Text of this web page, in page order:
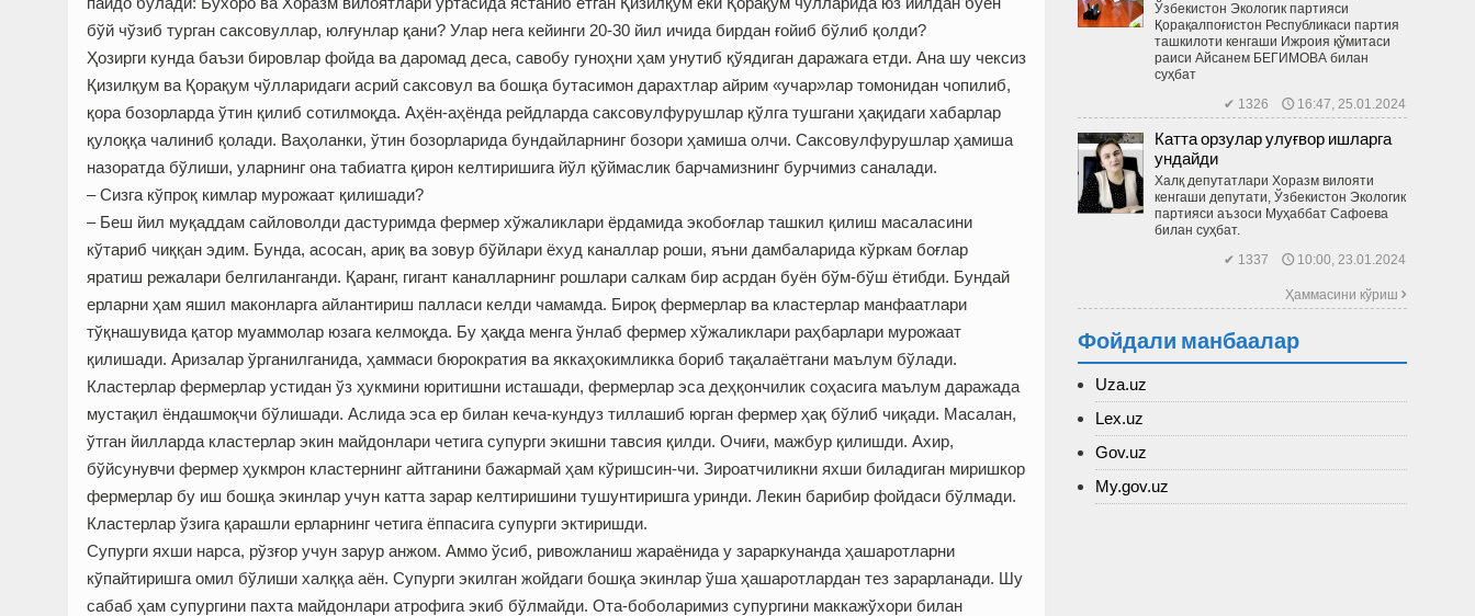
бўй чўзиб турган саксовуллар, юлғунлар қани? Улар нега кейинги 20-30 йил ичида бирдан ғойиб бўлиб қолди?
Ҳозирги кунда баъзи бировлар фойда ва даромад деса, савобу гуноҳни ҳам унутиб қўядиган даражага етди. Ана шу чексиз
Қизилқум ва Қорақум чўлларидаги асрий саксовул ва бошқа бутасимон дарахтлар айрим «учар»лар томонидан чопилиб,
қора бозорларда ўтин қилиб сотилмоқда. Аҳён-аҳёнда рейдларда саксовулфурушлар қўлга тушгани ҳақидаги хабарлар
қулоққа чалиниб қолади. Ваҳоланки, ўтин бозорларида бундайларнинг бозори ҳамиша олчи. Саксовулфурушлар ҳамиша
назоратда бўлиши, уларнинг она табиатга қирон келтиришига йўл қўймаслик барчамизнинг бурчимиз саналади.
– Сизга кўпроқ кимлар мурожаат қилишади?
– Беш йил муқаддам сайловолди дастуримда фермер хўжаликлари ёрдамида экобоғлар ташкил қилиш масаласини
кўтариб чиққан эдим. Бунда, асосан, ариқ ва зовур бўйлари ёхуд каналлар роши, яъни дамбаларида кўркам боғлар
яратиш режалари белгиланганди. Қаранг, гигант каналларнинг рошлари салкам бир асрдан буён бўм-бўш ётибди. Бундай
ерларни ҳам яшил маконларга айлантириш палласи келди чамамда. Бироқ фермерлар ва кластерлар манфаатлари
тўқнашувида қатор муаммолар юзага келмоқда. Бу ҳақда менга ўнлаб фермер хўжаликлари раҳбарлари мурожаат
қилишади. Аризалар ўрганилганида, ҳаммаси бюрократия ва яккаҳокимликка бориб тақалаётгани маълум бўлади.
Кластерлар фермерлар устидан ўз ҳукмини юритишни исташади, фермерлар эса деҳқончилик соҳасига маълум даражада
мустақил ёндашмоқчи бўлишади. Аслида эса ер билан кеча-кундуз тиллашиб юрган фермер ҳақ бўлиб чиқади. Масалан,
ўтган йилларда кластерлар экин майдонлари четига супурги экишни тавсия қилди. Очиғи, мажбур қилишди. Ахир,
бўйсунувчи фермер ҳукмрон кластернинг айтганини бажармай ҳам кўришсин-чи. Зироатчиликни яхши биладиган миришкор
фермерлар бу иш бошқа экинлар учун катта зарар келтиришини тушунтиришга уринди. Лекин барибир фойдаси бўлмади.
Кластерлар ўзига қарашли ерларнинг четига ёппасига супурги эктиришди.
Супурги яхши нарса, рўзғор учун зарур анжом. Аммо ўсиб, ривожланиш жараёнида у зараркунанда ҳашаротларни
кўпайтиришга омил бўлиши халққа аён. Супурги экилган жойдаги бошқа экинлар ўша ҳашаротлардан тез зарарланади. Шу
сабаб ҳам супургини пахта майдонлари атрофига экиб бўлмайди. Ота-боболаримиз супургини маккажўхори билан
Ўзбекистон Экологик партияси
Қорақалпоғистон Республикаси партия
ташкилоти кенгаши Ижроия қўмитаси
раиси Айсaнeм БЕГИМОВА билан
суҳбат
✔ 1326 🕔 16:47, 25.01.2024
Катта орзулар улуғвор ишларга
ундайди
Халқ депутатлари Хоразм вилояти
кенгаши депутати, Ўзбекис­тон Экологик
партияси аъзоси Муҳаббат Сафоева
билан суҳбат.
✔ 1337 🕔 10:00, 23.01.2024
Ҳаммасини кўриш 
Фойдали манбаалар
Uza.uz
Lex.uz
Gov.uz
My.gov.uz